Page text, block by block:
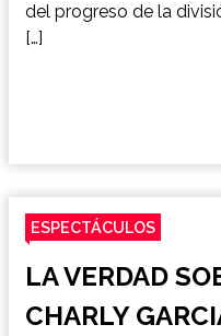
del progreso de la
[…]
ESPECTÁCULOS
LA VERDAD
CHARLY